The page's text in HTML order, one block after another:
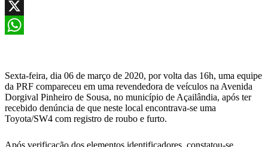
Facebook
X
Sexta-feira, dia 06 de março de 2020, por volta das 16h, uma equipe
da PRF compareceu em uma revendedora de veículos na Avenida
Dorgival Pinheiro de Sousa, no município de Açailândia, após ter
recebido denúncia de que neste local encontrava-se uma
Toyota/SW4 com registro de roubo e furto.
Após verificação dos elementos identificadores, constatou-se